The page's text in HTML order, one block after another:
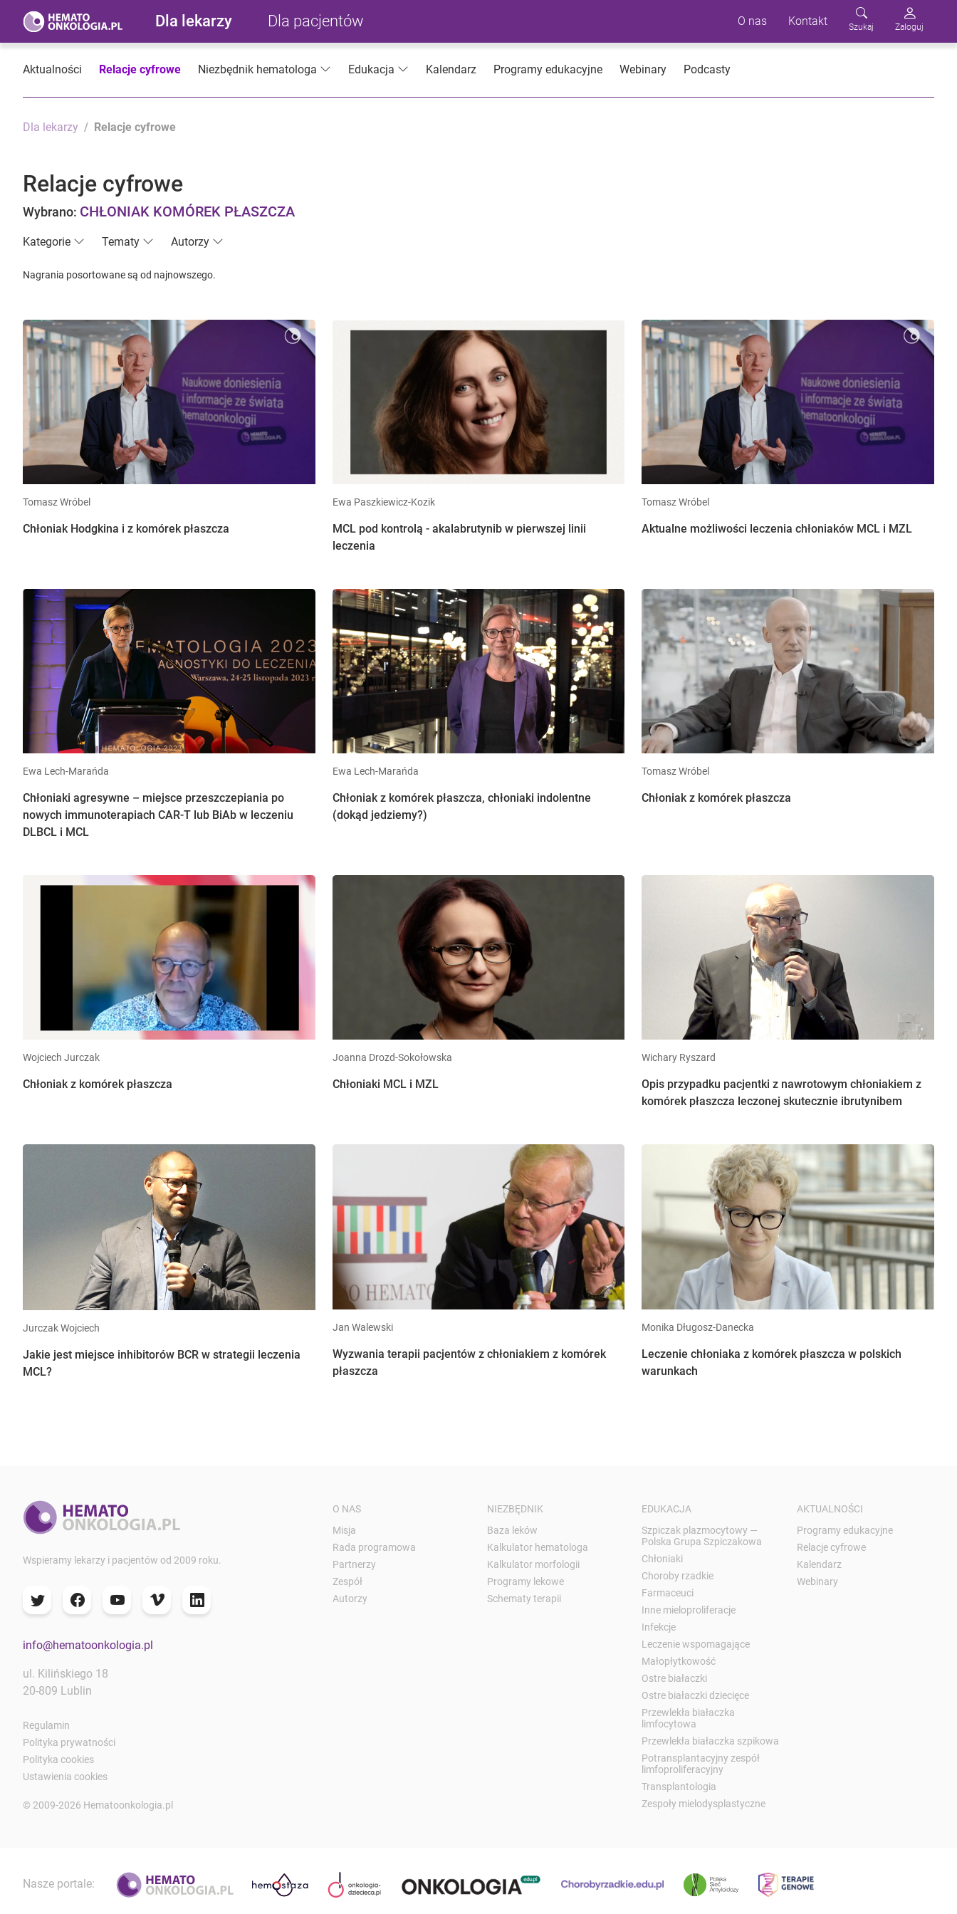
Dla lekarzy Dla pacjentów O nas Kontakt Szukaj Zaloguj
Aktualności Relacje cyfrowe Niezbędnik hematologa Edukacja Kalendarz Programy edukacyjne Webinary Podcasty
Dla lekarzy Relacje cyfrowe
Relacje cyfrowe
Wybrano: CHŁONIAK KOMÓREK PŁASZCZA
Kategorie Tematy Autorzy
Nagrania posortowane są od najnowszego.
Tomasz Wróbel
Chłoniak Hodgkina i z komórek płaszcza
Ewa Paszkiewicz-Kozik
MCL pod kontrolą - akalabrutynib w pierwszej linii
leczenia
Tomasz Wróbel
Aktualne możliwości leczenia chłoniaków MCL i MZL
Ewa Lech-Marańda
Chłoniaki agresywne – miejsce przeszczepiania po
nowych immunoterapiach CAR-T lub BiAb w leczeniu
DLBCL i MCL
Ewa Lech-Marańda
Chłoniak z komórek płaszcza, chłoniaki indolentne
(dokąd jedziemy?)
Tomasz Wróbel
Chłoniak z komórek płaszcza
Wojciech Jurczak
Chłoniak z komórek płaszcza
Joanna Drozd-Sokołowska
Chłoniaki MCL i MZL
Wichary Ryszard
Opis przypadku pacjentki z nawrotowym chłoniakiem z
komórek płaszcza leczonej skutecznie ibrutynibem
Jurczak Wojciech
Jakie jest miejsce inhibitorów BCR w strategii leczenia
MCL?
Jan Walewski
Wyzwania terapii pacjentów z chłoniakiem z komórek
płaszcza
Monika Długosz-Danecka
Leczenie chłoniaka z komórek płaszcza w polskich
warunkach
Wspieramy lekarzy i pacjentów od 2009 roku.
info@hematoonkologia.pl
ul. Kilińskiego 18
20-809 Lublin
Regulamin
Polityka prywatności
Polityka cookies
Ustawienia cookies
© 2009-2026 Hematoonkologia.pl
O NAS
Misja
Rada programowa
Partnerzy
Zespół
Autorzy
NIEZBĘDNIK
Baza leków
Kalkulator hematologa
Kalkulator morfologii
Programy lekowe
Schematy terapii
EDUKACJA
Szpiczak plazmocytowy —
Polska Grupa Szpiczakowa
Chłoniaki
Choroby rzadkie
Farmaceuci
Inne mieloproliferacje
Infekcje
Leczenie wspomagające
Małopłytkowość
Ostre białaczki
Ostre białaczki dziecięce
Przewlekła białaczka
limfocytowa
Przewlekła białaczka szpikowa
Potransplantacyjny zespół
limfoproliferacyjny
Transplantologia
Zespoły mielodysplastyczne
AKTUALNOŚCI
Programy edukacyjne
Relacje cyfrowe
Kalendarz
Webinary
Nasze portale: